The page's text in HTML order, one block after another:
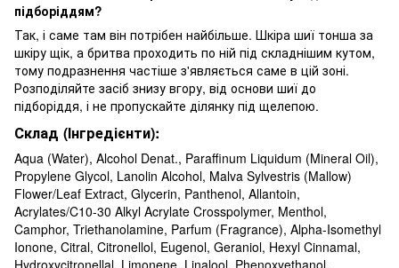
підборіддям?
Так, і саме там він потрібен найбільше. Шкіра шиї тонша за
шкіру щік, а бритва проходить по ній під складнішим кутом,
тому подразнення частіше з'являється саме в цій зоні.
Розподіляйте засіб знизу вгору, від основи шиї до
підборіддя, і не пропускайте ділянку під щелепою.
Склад (Інгредієнти):
Aqua (Water), Alcohol Denat., Paraffinum Liquidum (Mineral Oil),
Propylene Glycol, Lanolin Alcohol, Malva Sylvestris (Mallow)
Flower/Leaf Extract, Glycerin, Panthenol, Allantoin,
Acrylates/C10-30 Alkyl Acrylate Crosspolymer, Menthol,
Camphor, Triethanolamine, Parfum (Fragrance), Alpha-Isomethyl
Ionone, Citral, Citronellol, Eugenol, Geraniol, Hexyl Cinnamal,